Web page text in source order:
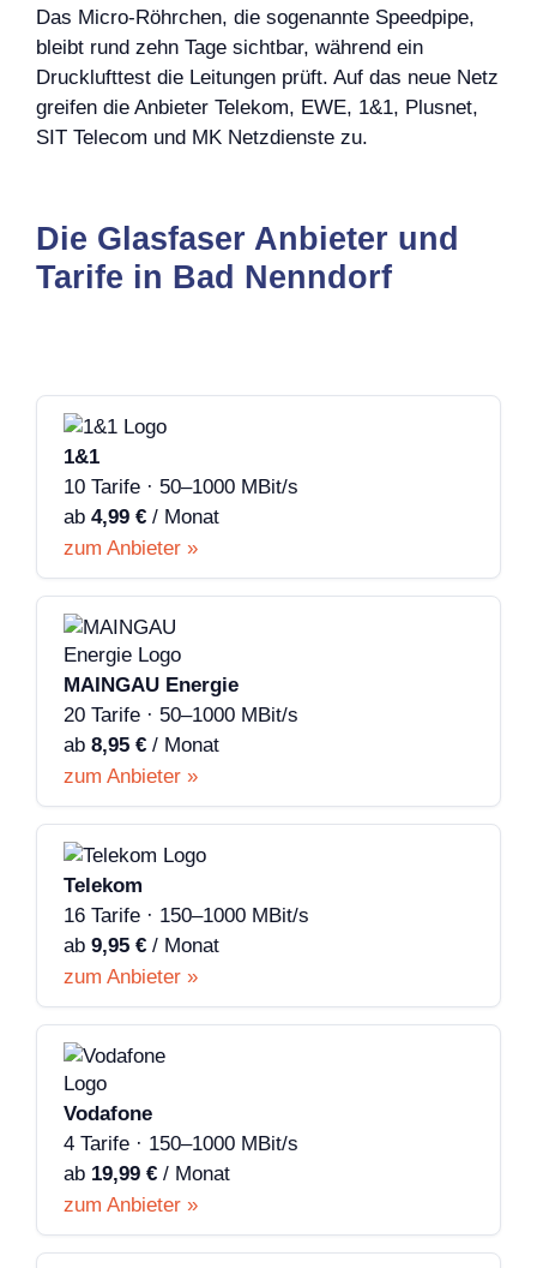
Das Micro-Röhrchen, die sogenannte Speedpipe,
bleibt rund zehn Tage sichtbar, während ein
Drucklufttest die Leitungen prüft. Auf das neue Netz
greifen die Anbieter Telekom, EWE, 1&1, Plusnet,
SIT Telecom und MK Netzdienste zu.
Die Glasfaser Anbieter und
Tarife in Bad Nenndorf
1&1
10 Tarife · 50–1000 MBit/s
ab 4,99 € / Monat
zum Anbieter »
MAINGAU Energie
20 Tarife · 50–1000 MBit/s
ab 8,95 € / Monat
zum Anbieter »
Telekom
16 Tarife · 150–1000 MBit/s
ab 9,95 € / Monat
zum Anbieter »
Vodafone
4 Tarife · 150–1000 MBit/s
ab 19,99 € / Monat
zum Anbieter »